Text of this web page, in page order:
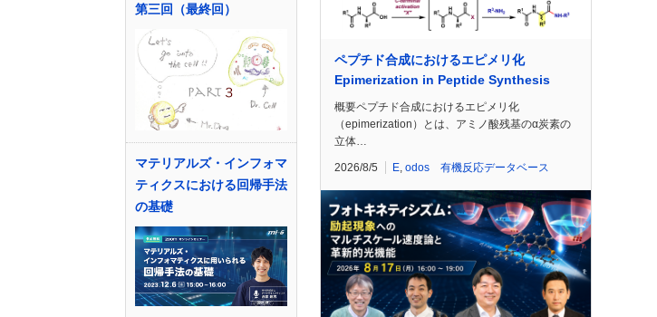
第三回（最終回）
マテリアルズ・インフォマ
ティクスにおける回帰手法
の基礎
ペプチド合成におけるエピメリ化
Epimerization in Peptide Synthesis
概要ペプチド合成におけるエピメリ化
（epimerization）とは、アミノ酸残基のα炭素の
立体…
2026/8/5 E, odos 有機反応データベース